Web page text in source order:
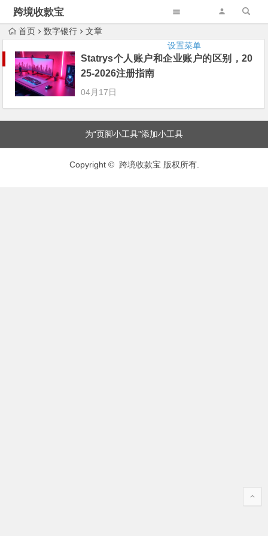
跨境收款宝
设置菜单
首页 数字银行 文章
Statrys个人账户和企业账户的区别，20
25-2026注册指南
04月17日
为“页脚小工具”添加小工具
Copyright © 跨境收款宝 版权所有.